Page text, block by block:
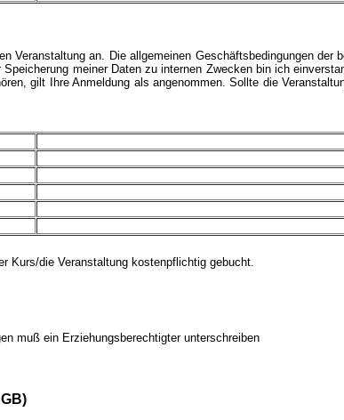
Veranstaltung an. Die allgemeinen Geschäftsbedingungen der
meiner Daten zu internen Zwecken bin ich
gilt Ihre Anmeldung als angenommen. Sollte die
Kurs/die Veranstaltung kostenpflichtig gebucht.
muß ein Erziehungsberechtigter unterschreiben